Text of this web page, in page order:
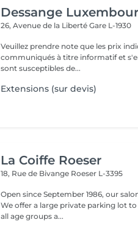
Dessange
26, Avenue de la LibertéGare L-1930
Veuillez prendre note que les prix
communiqués à titre informatif et
sont susceptibles de...
Extensions (sur devis)
La Coiffe Roeser
18, Rue de Bivange Roeser L-3395
Open since September 1986, our
We offer a large private parking lot
all age groups a...